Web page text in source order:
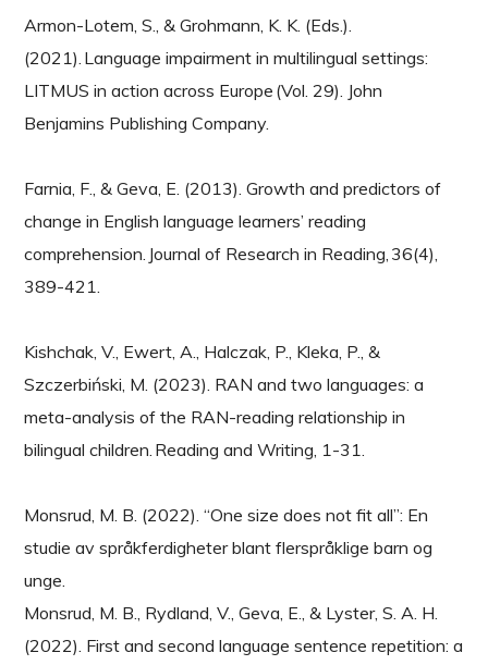
Armon-Lotem, S., & Grohmann, K. K. (Eds.).
(2021). Language impairment in multilingual settings:
LITMUS in action across Europe (Vol. 29). John
Benjamins Publishing Company.
Farnia, F., & Geva, E. (2013). Growth and predictors of
change in English language learners’ reading
comprehension. Journal of Research in Reading, 36(4),
389-421.
Kishchak, V., Ewert, A., Halczak, P., Kleka, P., &
Szczerbiński, M. (2023). RAN and two languages: a
meta-analysis of the RAN-reading relationship in
bilingual children. Reading and Writing, 1-31.
Monsrud, M. B. (2022). “One size does not fit all”: En
studie av språkferdigheter blant flerspråklige barn og
unge.
Monsrud, M. B., Rydland, V., Geva, E., & Lyster, S. A. H.
(2022). First and second language sentence repetition: a